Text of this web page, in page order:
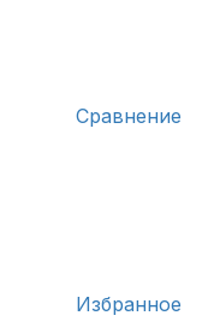
Сравнение
Избранное